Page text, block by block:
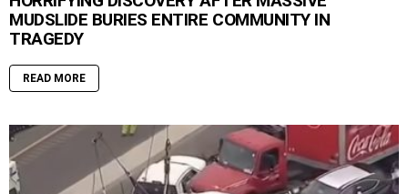
MUDSLIDE BURIES ENTIRE COMMUNITY IN
TRAGEDY
READ MORE